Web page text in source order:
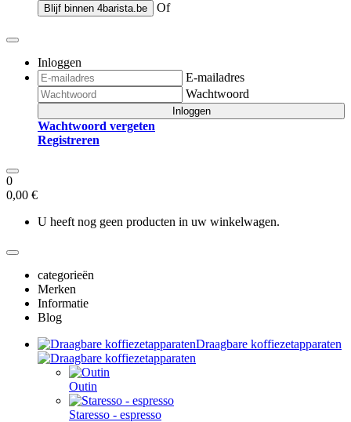
Blijf binnen 4barista.be Of
Inloggen
E-mailadres
Wachtwoord
Inloggen
Wachtwoord vergeten
Registreren
0
0,00 €
U heeft nog geen producten in uw winkelwagen.
categorieën
Merken
Informatie
Blog
Draagbare koffiezetapparaten
Outin
Staresso - espresso